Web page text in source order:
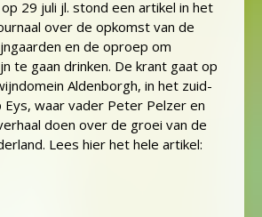
29 juli jl. stond een artikel in het
over de opkomst van de
en de oproep om
te gaan drinken. De krant gaat op
Aldenborgh, in het zuid-
Eys, waar vader Peter Pelzer en
doen over de groei van de
Lees hier het hele artikel: